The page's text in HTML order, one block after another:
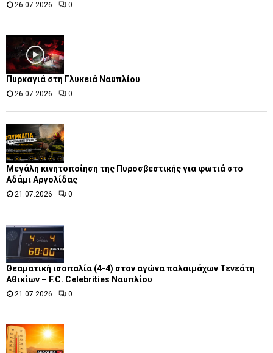
26.07.2026 0
Πυρκαγιά στη Γλυκειά Ναυπλίου
26.07.2026 0
Μεγάλη κινητοποίηση της Πυροσβεστικής για φωτιά στο
Αδάμι Αργολίδας
21.07.2026 0
Θεαματική ισοπαλία (4-4) στον αγώνα παλαιμάχων Τενεάτη
Αθικίων – F.C. Celebrities Ναυπλίου
21.07.2026 0